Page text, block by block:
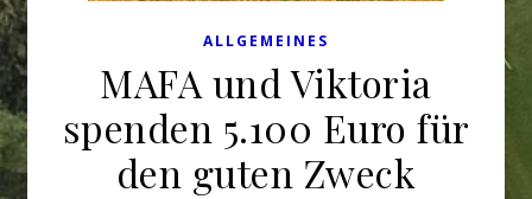
ALLGEMEINES
MAFA und Viktoria
spenden 5.100 Euro für
den guten Zweck